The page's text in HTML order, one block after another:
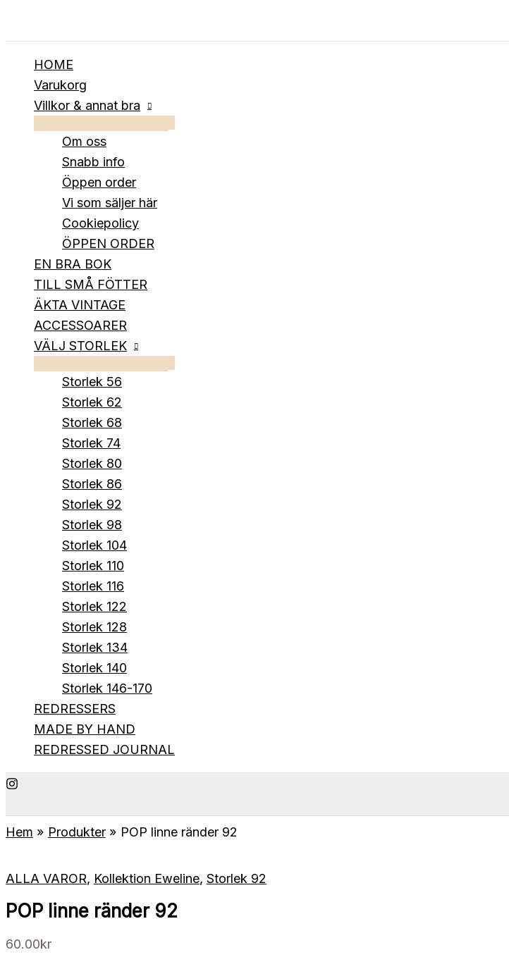
HOME
Varukorg
Villkor & annat bra
Om oss
Snabb info
Öppen order
Vi som säljer här
Cookiepolicy
ÖPPEN ORDER
EN BRA BOK
TILL SMÅ FÖTTER
ÄKTA VINTAGE
ACCESSOARER
VÄLJ STORLEK
Storlek 56
Storlek 62
Storlek 68
Storlek 74
Storlek 80
Storlek 86
Storlek 92
Storlek 98
Storlek 104
Storlek 110
Storlek 116
Storlek 122
Storlek 128
Storlek 134
Storlek 140
Storlek 146-170
REDRESSERS
MADE BY HAND
REDRESSED JOURNAL
Hem Produkter POP linne ränder 92
ALLA VAROR, Kollektion Eweline, Storlek 92
POP linne ränder 92
60.00kr